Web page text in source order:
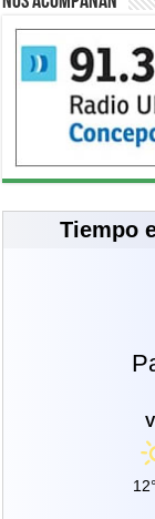
Tiempo
12°